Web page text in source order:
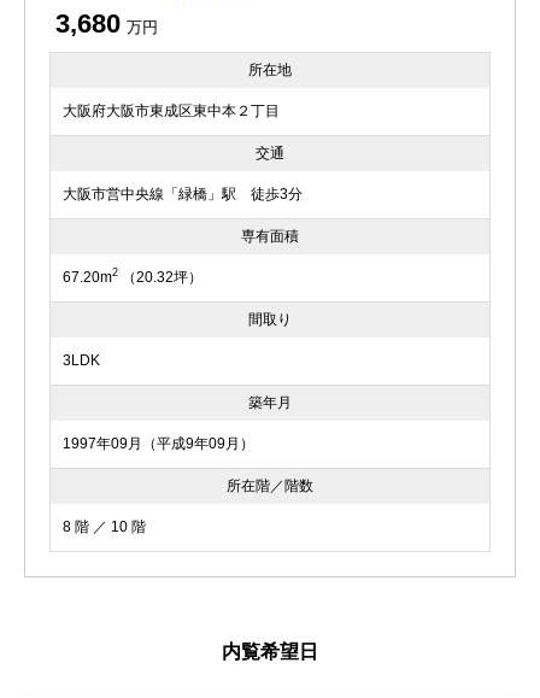
3,680 万円
所在地
大阪府大阪市東成区東中本２丁目
交通
大阪市営中央線「緑橋」駅 徒歩3分
専有面積
67.20m2 （20.32坪）
間取り
3LDK
築年月
1997年09月（平成9年09月）
所在階／階数
8 階 ／ 10 階
内覧希望日